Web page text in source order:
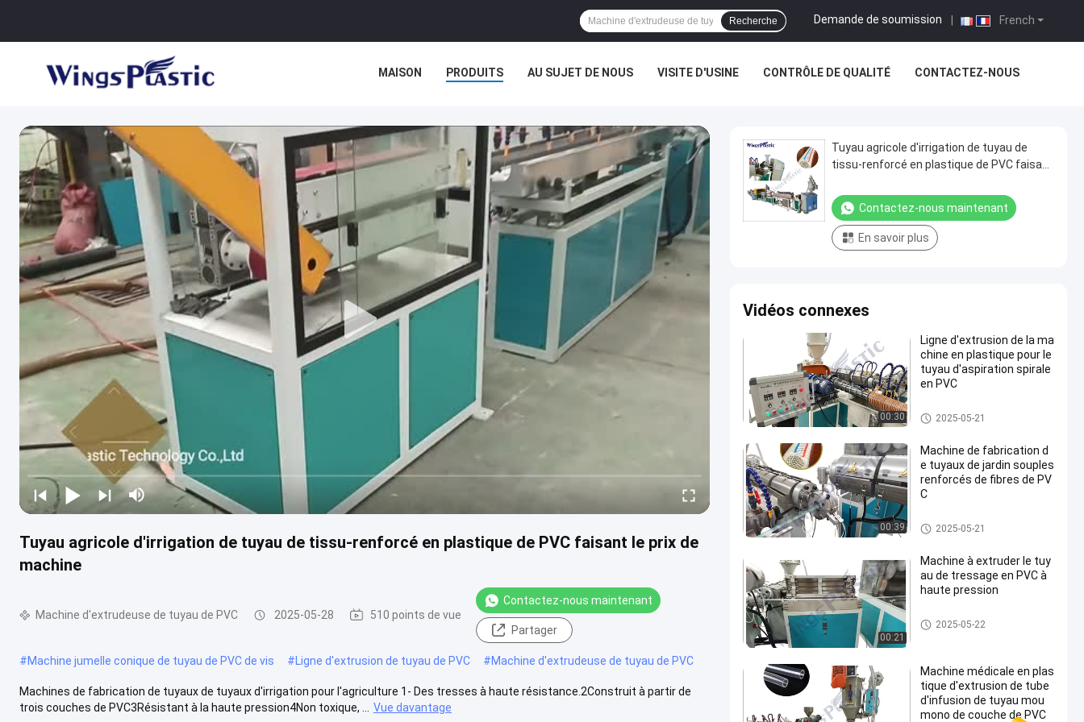
French
Demande de soumission
Recherche
MAISON PRODUITS AU SUJET DE NOUS VISITE D'USINE CONTRÔLE DE QUALITÉ CONTACTEZ-NOUS
Tuyau agricole d'irrigation de tuyau de tissu-renforcé en plastique de PVC faisant le prix de
machine
Machine d'extrudeuse de tuyau de PVC 2025-05-28 510 points de vue
Contactez-nous maintenant
Partager
#Machine jumelle conique de tuyau de PVC de vis #Ligne d'extrusion de tuyau de PVC #Machine d'extrudeuse de tuyau de PVC
Machines de fabrication de tuyaux de tuyaux d'irrigation pour l'agriculture 1- Des tresses à haute résistance.2Construit à partir de
trois couches de PVC3Résistant à la haute pression4Non toxique, ...
Vue davantage
Tuyau agricole d'irrigation de tuyau de
tissu-renforcé en plastique de PVC faisant
Contactez-nous maintenant
En savoir plus
Vidéos connexes
00:30
Ligne d'extrusion de la ma
chine en plastique pour le
tuyau d'aspiration spirale
en PVC
Machine d'extrudeuse de tuya
u de PVC
2025-05-21
00:39
Machine de fabrication d
e tuyaux de jardin souples
renforcés de fibres de PV
C
Machine d'extrudeuse de tuya
u de PVC
2025-05-21
00:21
Machine à extruder le tuy
au de tressage en PVC à
haute pression
Machine d'extrudeuse de tuya
u de PVC
2025-05-22
Machine médicale en plas
tique d'extrusion de tube
d'infusion de tuyau mou
mono de couche de PVC